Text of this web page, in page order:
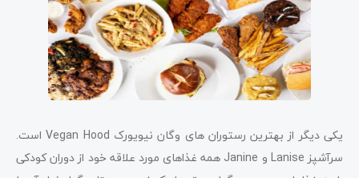
یکی دیگر از بهترین رستوران‌ های وگان نیویورک Vegan Hood است.
سرآشپز Lanise و Janine همه غذاهای مورد علاقه خود از دوران کودکی